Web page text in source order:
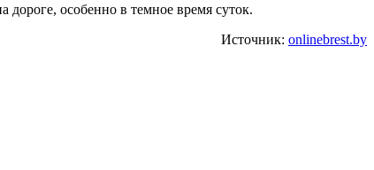
особенно в темное время суток.
Источник: onlinebrest.by